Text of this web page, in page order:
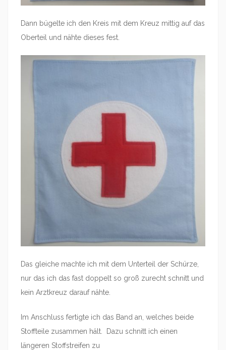
Dann bügelte ich den Kreis mit dem Kreuz mittig auf das
Oberteil und nähte dieses fest.
Das gleiche machte ich mit dem Unterteil der Schürze,
nur das ich das fast doppelt so groß zurecht schnitt und
kein Arztkreuz darauf nähte.
Im Anschluss fertigte ich das Band an, welches beide
Stoffteile zusammen hält. Dazu schnitt ich einen
längeren Stoffstreifen zu